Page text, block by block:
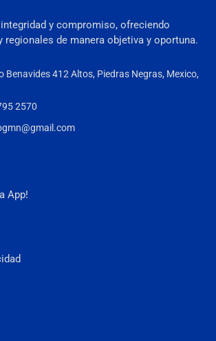
y compromiso, ofreciendo
de manera objetiva y oportuna.
Benavides 412 Altos, Piedras Negras, Mexico,
2570
App!